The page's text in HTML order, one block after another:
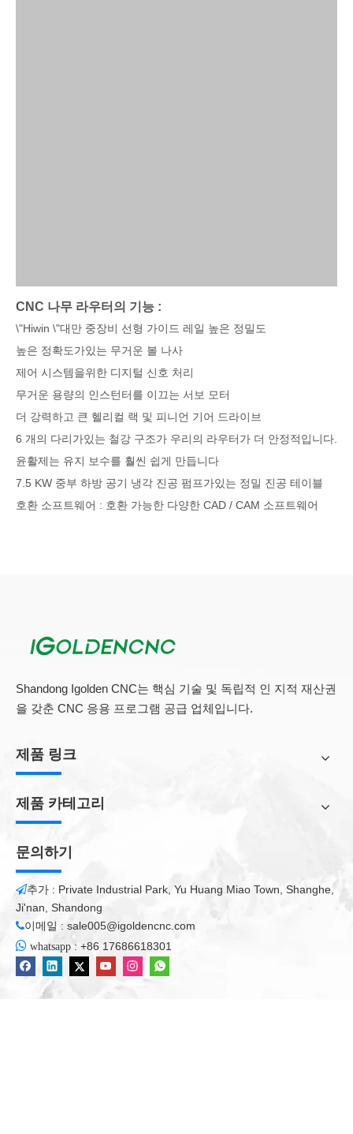
CNC 나무 라우터의 기능 :
\"Hiwin \"대만 중장비 선형 가이드 레일 높은 정밀도
높은 정확도가있는 무거운 볼 나사
제어 시스템을위한 디지털 신호 처리
무거운 용량의 인스턴터를 이끄는 서보 모터
더 강력하고 큰 헬리컬 랙 및 피니언 기어 드라이브
6 개의 다리가있는 철강 구조가 우리의 라우터가 더 안정적입니다.
윤활제는 유지 보수를 훨씬 쉽게 만듭니다
7.5 KW 중부 하방 공기 냉각 진공 펌프가있는 정밀 진공 테이블
호환 소프트웨어 : 호환 가능한 다양한 CAD / CAM 소프트웨어
높은 생산성
복잡한 모양을 처리합니다
CAD / CAM을 구현하기 쉽습니다
2D, 2.5D 및 3D 가능합니다
CNC 우드 라우터 유지 관리 체크리스트 :
우리의 서비스 기술자는 권장되는 CNC 라우터 예방 유지 보수 체
됩니다. 예약 된 CNC 라우터 유지 관리는 값 비싼 가동 중지 시간
을 피할 수 있으므로 이러한 중요한 단계를 건너 뛸 수 없습니다.
1. 일일
모든 파편을 닦아내십시오. (모든 부분 후에 가압 공기를 빼내십시
오)
다음을 검사하십시오.
청결을위한 공구 홀더 **
스핀들 모터의 내부 테이퍼 **
2. 주간
Shandong Igolden CNC는 핵심 기술 및 독립적 인 지적 재산권
을 갖춘 CNC 응용 프로그램 공급 업체입니다.
제품 링크
제품 카테고리
문의하기
추가 : Private Industrial Park, Yu Huang Miao Town, Shanghe,
Ji'nan, Shandong
이메일 : sale005@igoldencnc.com
 whatsapp : +86 17686618301